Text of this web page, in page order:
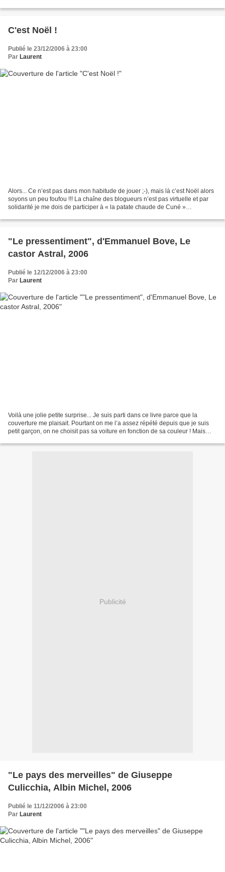
C'est Noël !
Publié le 23/12/2006 à 23:00
Par Laurent
Alors... Ce n’est pas dans mon habitude de jouer ;-), mais là c’est Noël alors
soyons un peu foufou !!! La chaîne des blogueurs n’est pas virtuelle et par
solidarité je me dois de participer à « la patate chaude de Cuné »
"Le pressentiment", d'Emmanuel Bove, Le
castor Astral, 2006
Publié le 12/12/2006 à 23:00
Par Laurent
Voilà une jolie petite surprise... Je suis parti dans ce livre parce que la
couverture me plaisait. Pourtant on me l’a assez répété depuis que je suis
petit garçon, on ne choisit pas sa voiture en fonction de sa couleur ! Mais
Publicité
"Le pays des merveilles" de Giuseppe
Culicchia, Albin Michel, 2006
Publié le 11/12/2006 à 23:00
Par Laurent